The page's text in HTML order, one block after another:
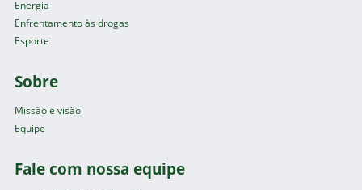
Energia
Enfrentamento às drogas
Esporte
Sobre
Missão e visão
Equipe
Fale com nossa equipe